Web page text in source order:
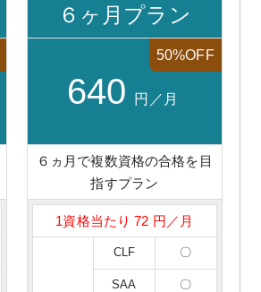
６ヶ月プラン
50%OFF
640 円／月
６ヵ月で複数資格の合格を目
指すプラン
1資格当たり 72 円／月
CLF 〇
SAA 〇